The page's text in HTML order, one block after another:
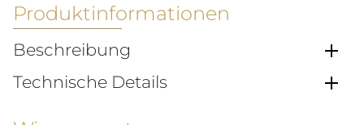
Produktinformationen
Beschreibung
Technische Details